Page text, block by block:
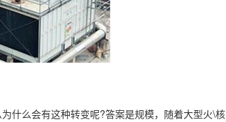
么会有这种转变呢?答案是规模，随着大型火\核